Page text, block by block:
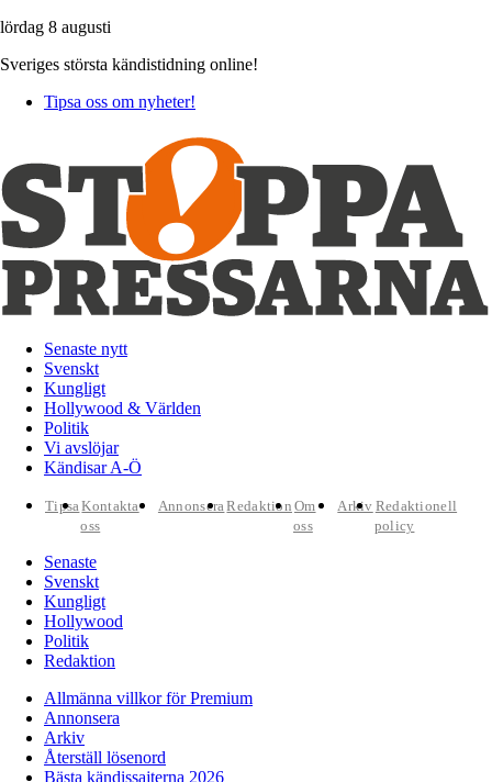
lördag 8 augusti
Sveriges största kändistidning online!
Tipsa oss om nyheter!
Senaste nytt
Svenskt
Kungligt
Hollywood & Världen
Politik
Vi avslöjar
Kändisar A-Ö
TipsaKontakta
oss
AnnonseraRedaktion Om
oss
Arkiv Redaktionell
policy
Senaste
Svenskt
Kungligt
Hollywood
Politik
Redaktion
Allmänna villkor för Premium
Annonsera
Arkiv
Återställ lösenord
Bästa kändissajterna 2026